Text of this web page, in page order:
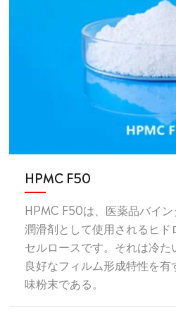
HPMC F50
HPMC F50は、医薬品バイ
潤滑剤として使用されるヒ
セルロースです。それは冷た
良好なフィルム形成特性を
味粉末である。